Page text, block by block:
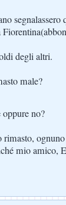
segnalassero
degli altri.
male?
no?
mio amico,